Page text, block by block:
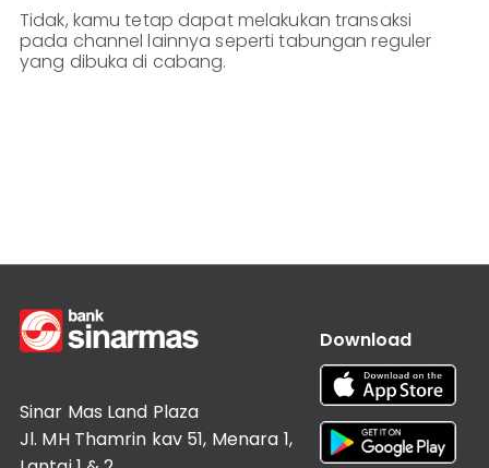
Information
Investor
Relations
Tidak, kamu tetap dapat melakukan transaksi
pada channel lainnya seperti tabungan reguler
yang dibuka di cabang.
Sinar Mas Land Plaza
Jl. MH Thamrin kav 51, Menara 1,
Download